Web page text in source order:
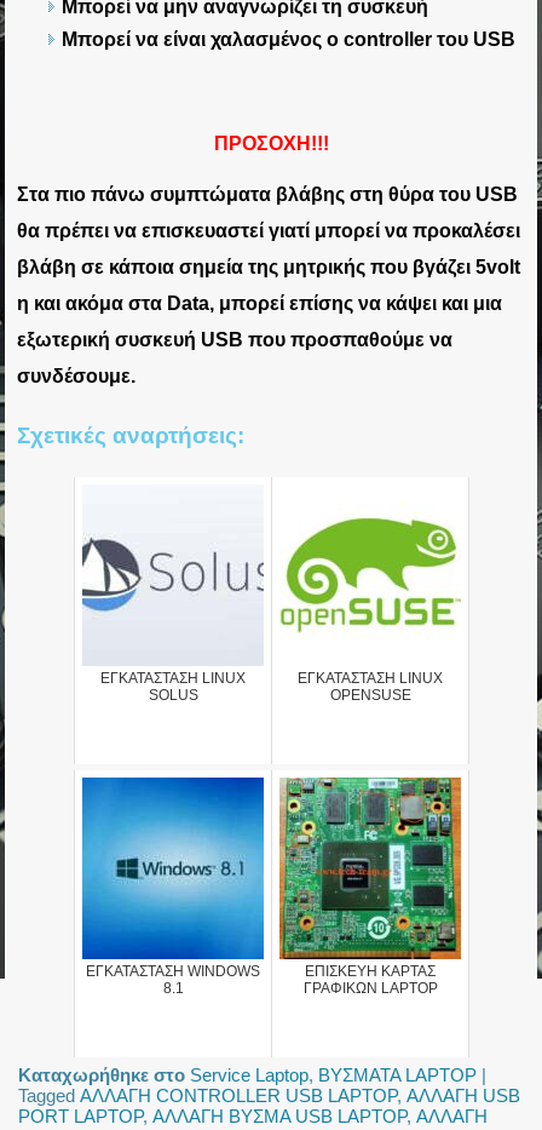
Μπορεί να μην αναγνωρίζει τη συσκευή
Μπορεί να είναι χαλασμένος ο controller του USB
ΠΡΟΣΟΧΗ!!!
Στα πιο πάνω συμπτώματα βλάβης στη θύρα του USB
θα πρέπει να επισκευαστεί γιατί μπορεί να προκαλέσει
βλάβη σε κάποια σημεία της μητρικής που βγάζει 5volt
η και ακόμα στα Data, μπορεί επίσης να κάψει και μια
εξωτερική συσκευή USB που προσπαθούμε να
συνδέσουμε.
Σχετικές αναρτήσεις:
ΕΓΚΑΤΑΣΤΑΣΗ LINUX
SOLUS
ΕΓΚΑΤΑΣΤΑΣΗ LINUX
OPENSUSE
ΕΓΚΑΤΑΣΤΑΣΗ WINDOWS
8.1
ΕΠΙΣΚΕΥΗ ΚΑΡΤΑΣ
ΓΡΑΦΙΚΩΝ LAPTOP
Καταχωρήθηκε στο Service Laptop, ΒΥΣΜΑΤΑ LAPTOP |
Tagged ΑΛΛΑΓΗ CONTROLLER USB LAPTOP,ΑΛΛΑΓΗ USB
PORT LAPTOP,ΑΛΛΑΓΗ ΒΥΣΜΑ USB LAPTOP,ΑΛΛΑΓΗ